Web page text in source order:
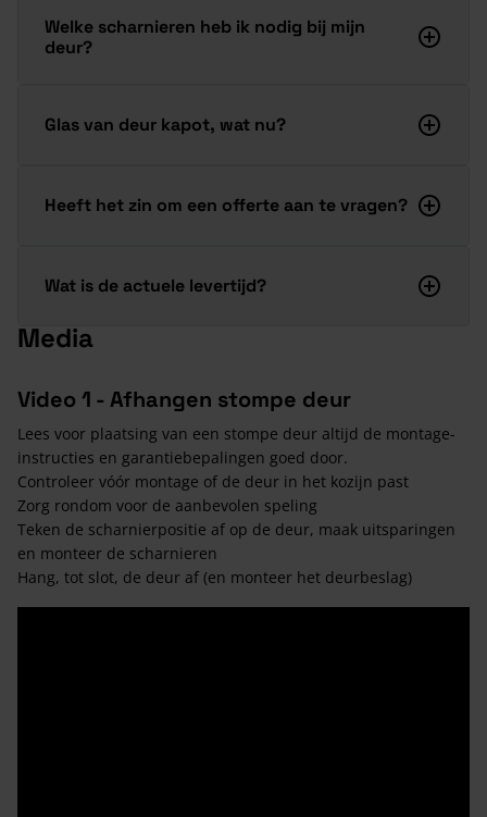
Welke scharnieren heb ik nodig bij mijn
deur?
Glas van deur kapot, wat nu?
Heeft het zin om een offerte aan te vragen?
Wat is de actuele levertijd?
Media
Video 1 - Afhangen stompe deur
Lees voor plaatsing van een stompe deur altijd de montage-
instructies en garantiebepalingen goed door.
Controleer vóór montage of de deur in het kozijn past
Zorg rondom voor de aanbevolen speling
Teken de scharnierpositie af op de deur, maak uitsparingen
en monteer de scharnieren
Hang, tot slot, de deur af (en monteer het deurbeslag)